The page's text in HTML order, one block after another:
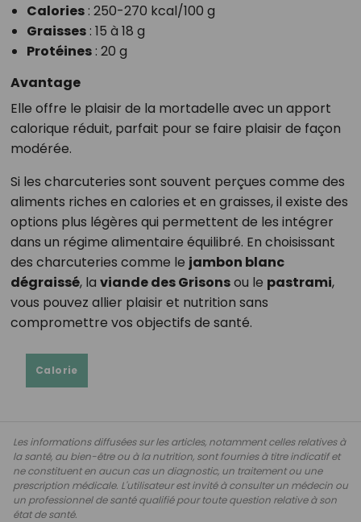
Calories: 250-270 kcal/100 g
Graisses: 15 à 18 g
Protéines: 20 g
Avantage
Elle offre le plaisir de la mortadelle avec un apport
calorique réduit, parfait pour se faire plaisir de façon
modérée.
Si les charcuteries sont souvent perçues comme des
aliments riches en calories et en graisses, il existe des
options plus légères qui permettent de les intégrer
dans un régime alimentaire équilibré. En choisissant
des charcuteries comme le jambon blanc
dégraissé, la viande des Grisonsou le pastrami,
vous pouvez allier plaisir et nutrition sans
compromettre vos objectifs de santé.
Calorie
Les informations diffusées sur les articles, notamment celles relatives à
la santé, au bien-être ou à la nutrition, sont fournies à titre indicatif et
ne constituent en aucun cas un diagnostic, un traitement ou une
prescription médicale. L'utilisateur est invité à consulter un médecin ou
un professionnel de santé qualifié pour toute question relative à son
état de santé.